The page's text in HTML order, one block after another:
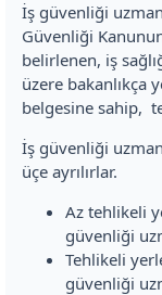
İş güvenliği
Güvenliği
belirlenen, iş
üzere bakanlıkça
belgesine sahip,
İş güvenliği
üçe ayrılırlar.
Az
güvenliği
güvenliği